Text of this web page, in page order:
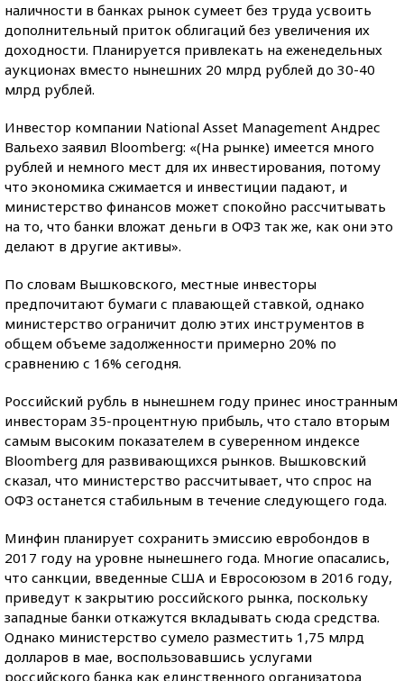
наличности в банках рынок сумеет без труда усвоить
дополнительный приток облигаций без увеличения их
доходности. Планируется привлекать на еженедельных
аукционах вместо нынешних 20 млрд рублей до 30-40
млрд рублей.
Инвестор компании National Asset Management Андрес
Вальехо заявил Bloomberg: «(На рынке) имеется много
рублей и немного мест для их инвестирования, потому
что экономика сжимается и инвестиции падают, и
министерство финансов может спокойно рассчитывать
на то, что банки вложат деньги в ОФЗ так же, как они это
делают в другие активы».
По словам Вышковского, местные инвесторы
предпочитают бумаги с плавающей ставкой, однако
министерство ограничит долю этих инструментов в
общем объеме задолженности примерно 20% по
сравнению с 16% сегодня.
Российский рубль в нынешнем году принес иностранным
инвесторам 35-процентную прибыль, что стало вторым
самым высоким показателем в суверенном индексе
Bloomberg для развивающихся рынков. Вышковский
сказал, что министерство рассчитывает, что спрос на
ОФЗ останется стабильным в течение следующего года.
Минфин планирует сохранить эмиссию евробондов в
2017 году на уровне нынешнего года. Многие опасались,
что санкции, введенные США и Евросоюзом в 2016 году,
приведут к закрытию российского рынка, поскольку
западные банки откажутся вкладывать сюда средства.
Однако министерство сумело разместить 1,75 млрд
долларов в мае, воспользовавшись услугами
российского банка как единственного организатора